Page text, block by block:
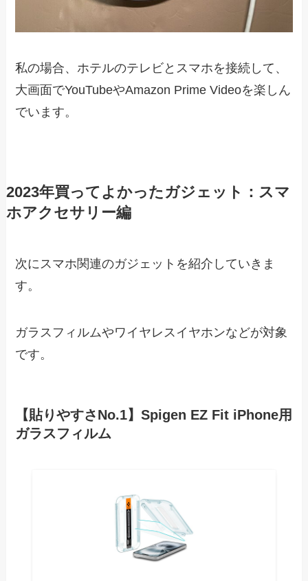
私の場合、ホテルのテレビとスマホを接続して、
大画面でYouTubeやAmazon Prime Videoを楽しん
でいます。
2023年買ってよかったガジェット：スマ
ホアクセサリー編
次にスマホ関連のガジェットを紹介していきま
す。
ガラスフィルムやワイヤレスイヤホンなどが対象
です。
【貼りやすさNo.1】Spigen EZ Fit iPhone用
ガラスフィルム